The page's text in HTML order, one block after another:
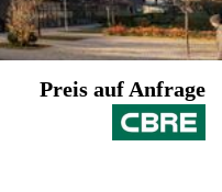
Preis auf Anfrage